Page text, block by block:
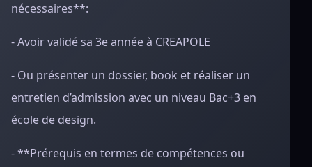
nécessaires**:
- Avoir validé sa 3e année à CREAPOLE
- Ou présenter un dossier, book et réaliser un
entretien d’admission avec un niveau Bac+3 en
école de design.
- **Prérequis en termes de compétences ou